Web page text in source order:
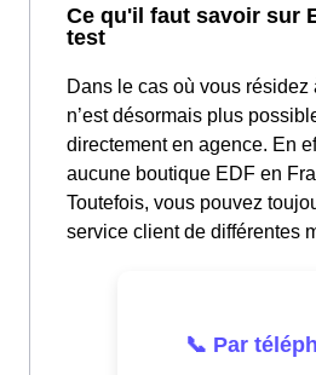
Ce qu'il faut savoir sur
test
Dans le cas où vous résidez
n’est désormais plus
directement en agence. En
aucune boutique EDF en
Toutefois, vous pouvez
service client de différentes
📞 Par